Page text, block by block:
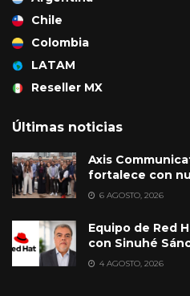
Chile
Colombia
LATAM
Reseller MX
Últimas noticias
Axis
fortalece con
6 AGOSTO, 2026
Equipo de Red
con Sinuhé
4 AGOSTO, 2026